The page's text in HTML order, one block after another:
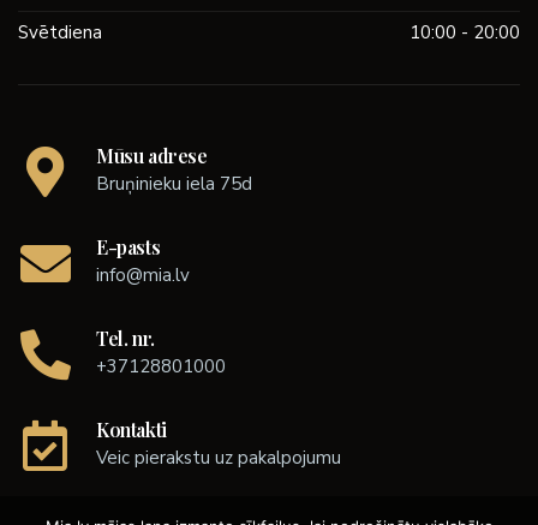
Svētdiena
10:00 - 20:00
Mūsu adrese
Bruņinieku iela 75d
E-pasts
info@mia.lv
Tel. nr.
+37128801000
Kontakti
Veic pierakstu uz pakalpojumu